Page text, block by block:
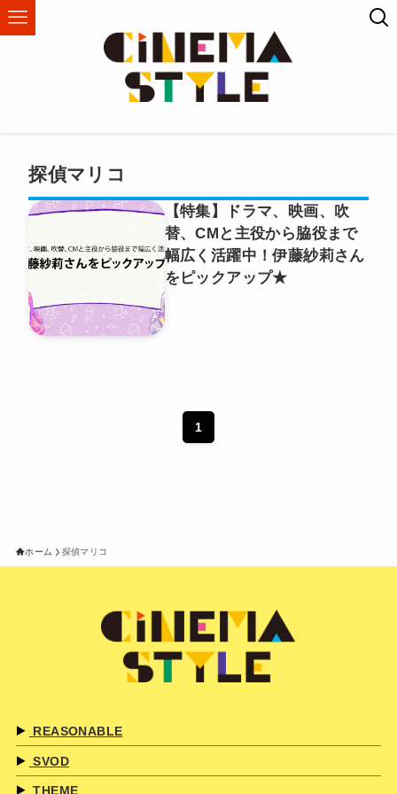
探偵マリコ
【特集】ドラマ、映画、吹
替、CMと主役から脇役まで
幅広く活躍中！伊藤紗莉さん
をピックアップ★
1
ホーム 探偵マリコ
REASONABLE
SVOD
THEME